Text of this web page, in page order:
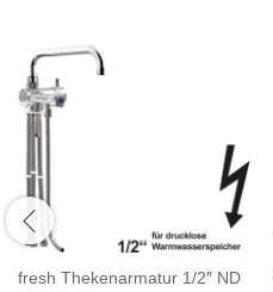
fresh Thekenarmatur 1/2″ ND